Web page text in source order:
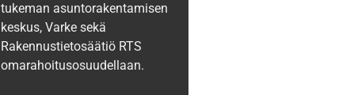
tukeman asuntorakentamisen
keskus, Varke sekä
Rakennustietosäätiö RTS
omarahoitusosuudellaan.